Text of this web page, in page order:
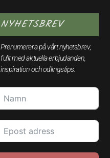
NYHETSBREV
Prenumerera på vårt nyhetsbrev,
fullt med aktuella erbjudanden,
inspiration och odlingstips.